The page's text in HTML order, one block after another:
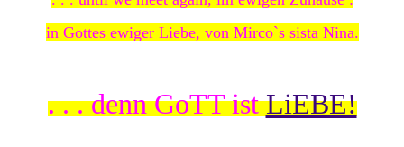
in Gottes ewiger Liebe, von Mirco`s sista Nina.
. . . denn GoTT istLiEBE!